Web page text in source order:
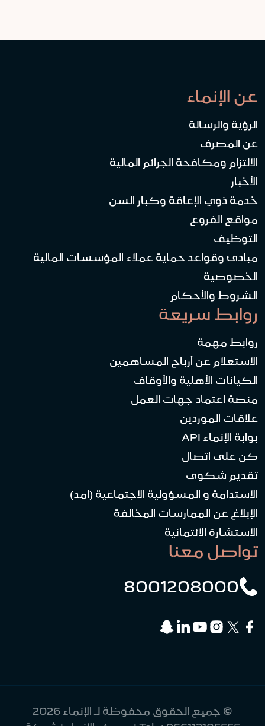
عن الإنماء
الرؤية والرسالة
عن المصرف
الالتزام ومكافحة الجرائم المالية
الأخبار
خدمة ذوي الإعاقة وكبار السن
مواقع الفروع
التوظيف
مبادئ وقواعد حماية عملاء المؤسسات المالية
الخصوصية
الشروط والأحكام
روابط سريعة
روابط مهمة
الاستعلام عن أرباح المساهمين
الكيانات الأهلية والأوقاف
منصة اعتماد جهات العمل
علاقات الموردين
بوابة الإنماء API
كن على اتصال
تقديم شكوى
الاستدامة و المسؤولية الاجتماعية (امد)
الإبلاغ عن الممارسات المخالفة
الاستشارة الائتمانية
تواصل معنا
8001208000
© جميع الحقوق محفوظة لـ الإنماء 2026